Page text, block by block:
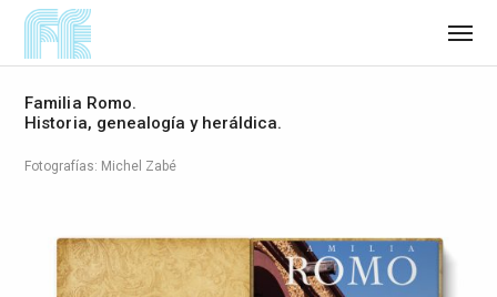
Familia Romo.
Historia, genealogía y heráldica.
Fotografías: Michel Zabé